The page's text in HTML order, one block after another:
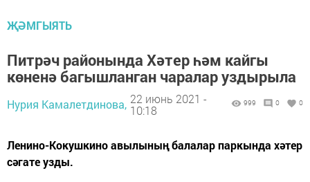
ҖӘМГЫЯТЬ
Питрәч районында Хәтер һәм кайгы
көненә багышланган чаралар уздырыла
Нурия Камалетдинова, 22 июнь 2021 -
10:18
999 0 0
Ленино-Кокушкино авылының балалар паркында хәтер
сәгате узды.